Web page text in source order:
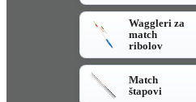
Waggleri za
match
ribolov
Match
štapovi